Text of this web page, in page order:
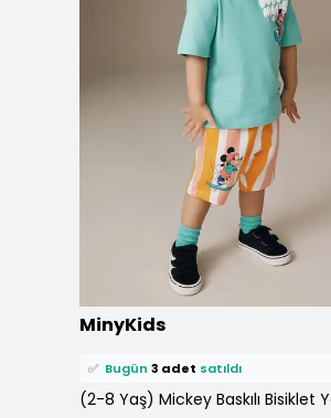
MinyKids
⭐️ Bu ürünü12 kişifavoriledi!
7 kişi
✅ Bugün 3 adet satıldı